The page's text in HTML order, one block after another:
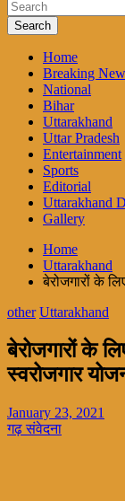
Search
Home
Breaking
National
Bihar
Uttarakhand
Uttar Pradesh
Entertainment
Sports
Editorial
Uttarakhand
Gallery
Home
Uttarakhand
बेरोजगारों के
other Uttarakhand
बेरोजगारों के
स्वरोजगार
January 23, 2021
गढ़ संवेदना